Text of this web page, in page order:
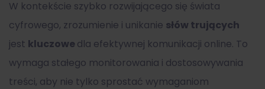
W kontekście szybko rozwijającego się świata
cyfrowego, zrozumienie i unikanie słów trujących
jest kluczowedla efektywnej komunikacji online. To
wymaga stałego monitorowania i dostosowywania
treści, aby nie tylko sprostać wymaganiom